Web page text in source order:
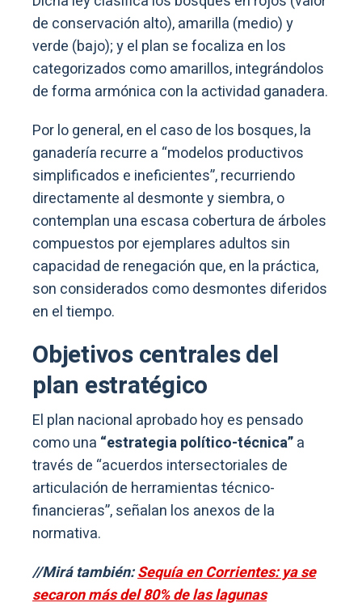
de conservación alto), amarilla (medio) y
verde (bajo); y el plan se focaliza en los
categorizados como amarillos, integrándolos
de forma armónica con la actividad ganadera.
Por lo general, en el caso de los bosques, la
ganadería recurre a “modelos productivos
simplificados e ineficientes”, recurriendo
directamente al desmonte y siembra, o
contemplan una escasa cobertura de árboles
compuestos por ejemplares adultos sin
capacidad de renegación que, en la práctica,
son considerados como desmontes diferidos
en el tiempo.
Objetivos centrales del
plan estratégico
El plan nacional aprobado hoy es pensado
como una “estrategia político-técnica”a
través de “acuerdos intersectoriales de
articulación de herramientas técnico-
financieras”, señalan los anexos de la
normativa.
//Mirá también:Sequía en Corrientes: ya se
secaron más del 80% de las lagunas